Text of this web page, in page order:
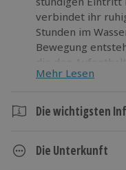
verbindet ihr
Stunden im
Bewegung
die den
frische
auf Rügen zu
Entspannung und
Mehr Lesen
Die wichtigsten
4 Tage
Die Unterkunft